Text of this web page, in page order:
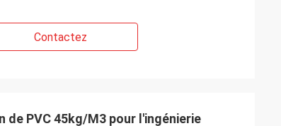
Contactez
PVC 45kg/M3 pour l'ingénierie